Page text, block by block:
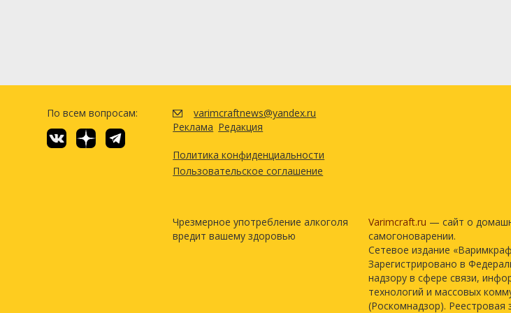
По всем вопросам:
varimcraftnews@yandex.ru
Реклама Редакция
Политика конфиденциальности
Пользовательское соглашение
Чрезмерное употребление алкоголя
вредит вашему здоровью
Varimcraft.ru — сайт о
самогоноварении.
Сетевое издание
Зарегистрировано в
надзору в сфере связи,
технологий и массовых
(Роскомнадзор).